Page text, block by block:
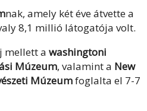
nak, amely két éve átvette a
8,1 millió látogatója volt.
mellett a washingtoni
Múzeum, valamint a New
Múzeumfoglalta el 7-7